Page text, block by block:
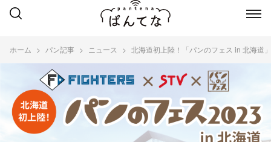
ホーム パン記事 ニュース 北海道初上陸！「パンのフェス in 北海道